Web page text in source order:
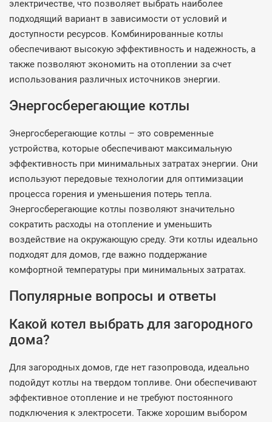
электричестве, что позволяет выбрать наиболее
подходящий вариант в зависимости от условий и
доступности ресурсов. Комбинированные котлы
обеспечивают высокую эффективность и надежность, а
также позволяют экономить на отоплении за счет
использования различных источников энергии.
Энергосберегающие котлы
Энергосберегающие котлы – это современные
устройства, которые обеспечивают максимальную
эффективность при минимальных затратах энергии. Они
используют передовые технологии для оптимизации
процесса горения и уменьшения потерь тепла.
Энергосберегающие котлы позволяют значительно
сократить расходы на отопление и уменьшить
воздействие на окружающую среду. Эти котлы идеально
подходят для домов, где важно поддержание
комфортной температуры при минимальных затратах.
Популярные вопросы и ответы
Какой котел выбрать для загородного
дома?
Для загородных домов, где нет газопровода, идеально
подойдут котлы на твердом топливе. Они обеспечивают
эффективное отопление и не требуют постоянного
подключения к электросети. Также хорошим выбором